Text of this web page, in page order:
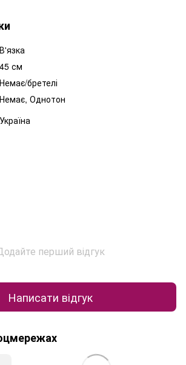
В'язка
45 см
Немає/бретелі
Немає, Однотон
Україна
перший відгук
Написати відгук